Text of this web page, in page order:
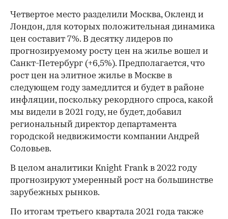
Четвертое место разделили Москва, Окленд и
Лондон, для которых положительная динамика
цен составит 7%. В десятку лидеров по
прогнозируемому росту цен на жилье вошел и
Санкт-Петербург (+6,5%). Предполагается, что
рост цен на элитное жилье в Москве в
следующем году замедлится и будет в районе
инфляции, поскольку рекордного спроса, какой
мы видели в 2021 году, не будет, добавил
региональный директор департамента
городской недвижимости компании Андрей
Соловьев.
В целом аналитики Knight Frank в 2022 году
прогнозируют умеренный рост на большинстве
зарубежных рынков.
По итогам третьего квартала 2021 года также